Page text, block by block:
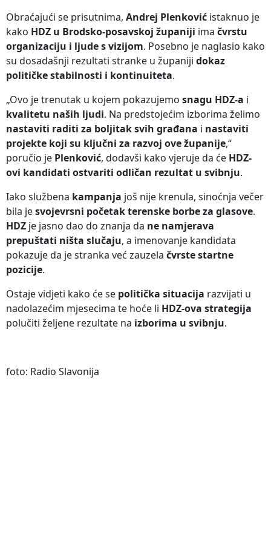
Obraćajući se prisutnima, Andrej Plenković istaknuo je
kako HDZ u Brodsko-posavskoj županiji ima čvrstu
organizaciju i ljude s vizijom. Posebno je naglasio kako
su dosadašnji rezultati stranke u županiji dokaz
političke stabilnosti i kontinuiteta.
„Ovo je trenutak u kojem pokazujemo snagu HDZ-a i
kvalitetu naših ljudi. Na predstojećim izborima želimo
nastaviti raditi za boljitak svih građana i nastaviti
projekte koji su ključni za razvoj ove županije,“
poručio je Plenković, dodavši kako vjeruje da će HDZ-
ovi kandidati ostvariti odličan rezultat u svibnju.
Iako službena kampanja još nije krenula, sinoćnja večer
bila jesvojevrsni početak terenske borbe za glasove.
HDZ je jasno dao do znanja da ne namjerava
prepuštati ništa slučaju, a imenovanje kandidata
pokazuje da je stranka već zauzela čvrste startne
pozicije.
Ostaje vidjeti kako će se politička situacija razvijati u
nadolazećim mjesecima te hoće li HDZ-ova strategija
polučiti željene rezultate na izborima u svibnju.
foto: Radio Slavonija